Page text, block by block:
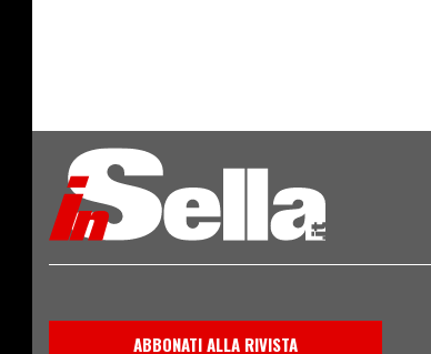
ABBONATI ALLA RIVISTA